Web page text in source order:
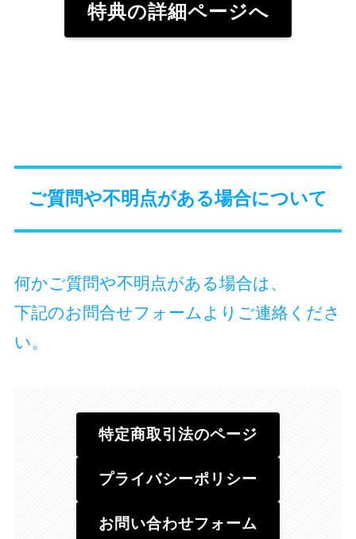
特典の詳細ページへ
ご質問や不明点がある場合について
何かご質問や不明点がある場合は、
下記のお問合せフォームよりご連絡くださ
い。
特定商取引法のページ
プライバシーポリシー
お問い合わせフォーム